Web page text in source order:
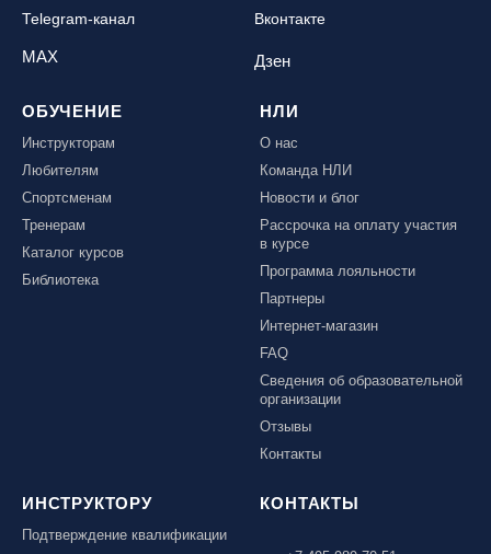
Telegram-канал Вконтакте
MAX Дзен
ОБУЧЕНИЕ
Инструкторам
Любителям
Спортсменам
Тренерам
Каталог курсов
Библиотека
НЛИ
О нас
Команда НЛИ
Новости и блог
Рассрочка на оплату участия
в курсе
Программа лояльности
Партнеры
Интернет-магазин
FAQ
Сведения об образовательной
организации
Отзывы
Контакты
ИНСТРУКТОРУ
Подтверждение квалификации
КОНТАКТЫ